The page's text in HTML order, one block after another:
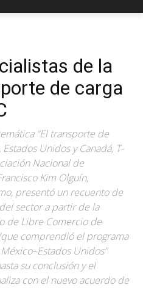
de la
de carga
“El transporte de
Unidos y Canadá, T-
Nacional de
Kim Olguín,
presentó un recuento de
sector a partir de la
de Libre Comercio de
comprendió el programa
Unidos”
su conclusión y el
con el nuevo acuerdo de